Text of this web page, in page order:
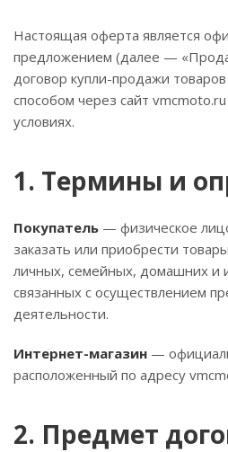
Настоящая оферта является
предложением (далее —
договор купли-продажи
способом через сайт
условиях.
1. Термины и
Покупатель — физическое
заказать или приобрести
личных, семейных, домашних и
связанных с осуществлением
деятельности.
Интернет-магазин —
расположенный по адресу
2. Предмет